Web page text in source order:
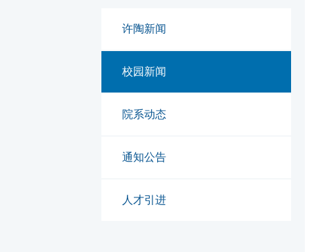
许陶新闻
校园新闻
院系动态
通知公告
人才引进